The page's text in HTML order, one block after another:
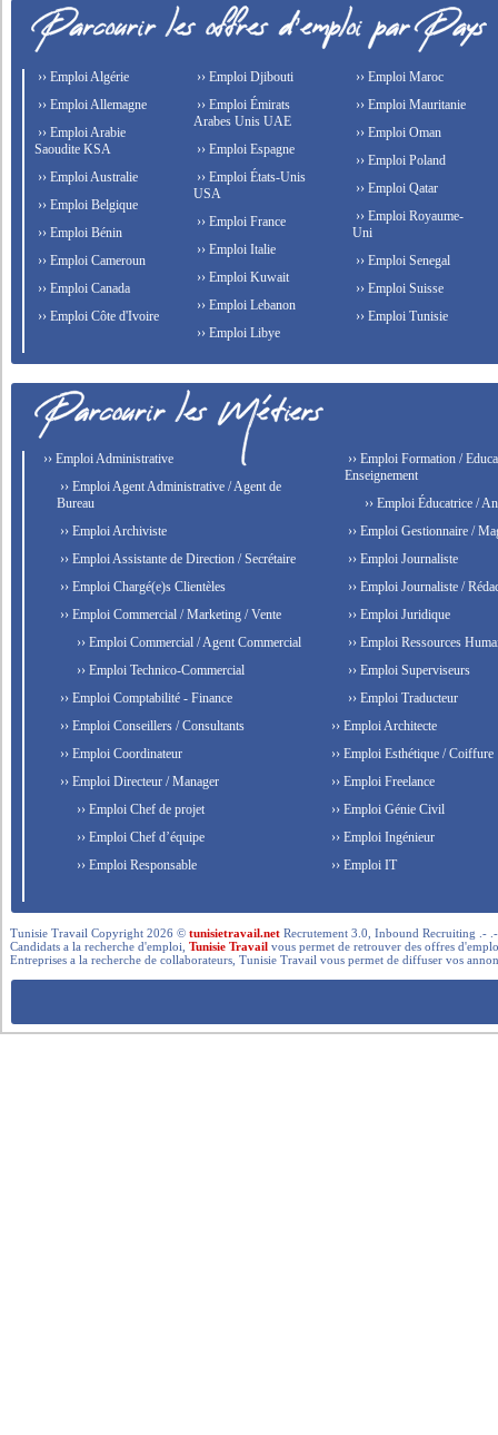
›› Emploi Algérie
›› Emploi Allemagne
›› Emploi Arabie
Saoudite KSA
›› Emploi Australie
›› Emploi Belgique
›› Emploi Bénin
›› Emploi Cameroun
›› Emploi Canada
›› Emploi Côte d'Ivoire
›› Emploi Djibouti
›› Emploi Émirats
Arabes Unis UAE
›› Emploi Espagne
›› Emploi États-Unis
USA
›› Emploi France
›› Emploi Italie
›› Emploi Kuwait
›› Emploi Lebanon
›› Emploi Libye
›› Emploi Maroc
›› Emploi Mauritanie
›› Emploi Oman
›› Emploi Poland
›› Emploi Qatar
›› Emploi Royaume-
Uni
›› Emploi Senegal
›› Emploi Suisse
›› Emploi Tunisie
›› Emploi Administrative
›› Emploi Agent Administrative / Agent de
Bureau
›› Emploi Archiviste
›› Emploi Assistante de Direction / Secrétaire
›› Emploi Chargé(e)s Clientèles
›› Emploi Commercial / Marketing / Vente
›› Emploi Commercial / Agent Commercial
›› Emploi Technico-Commercial
›› Emploi Comptabilité - Finance
›› Emploi Conseillers / Consultants
›› Emploi Coordinateur
›› Emploi Directeur / Manager
›› Emploi Chef de projet
›› Emploi Chef d’équipe
›› Emploi Responsable
›› Emploi Formation /
Enseignement
›› Emploi Éducatrice /
›› Emploi Gestionnaire /
›› Emploi Journaliste
›› Emploi Journaliste /
›› Emploi Juridique
›› Emploi Ressources
›› Emploi Superviseurs
›› Emploi Traducteur
›› Emploi Architecte
›› Emploi Esthétique / Coiffure
›› Emploi Freelance
›› Emploi Génie Civil
›› Emploi Ingénieur
›› Emploi IT
Tunisie Travail Copyright 2026 ©tunisietravail.net Recrutement 3.0, Inbound Recruiting .-
Candidats a la recherche d'emploi,Tunisie Travail vous permet de retrouver des offres
Entreprises a la recherche de collaborateurs, Tunisie Travail vous permet de diffuser vos